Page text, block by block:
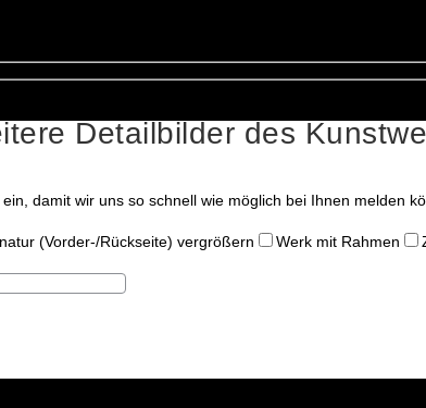
Detailbilder des
damit wir uns so schnell wie möglich bei Ihnen melden
(Vorder-/Rückseite) vergrößern Werk mit Rahmen